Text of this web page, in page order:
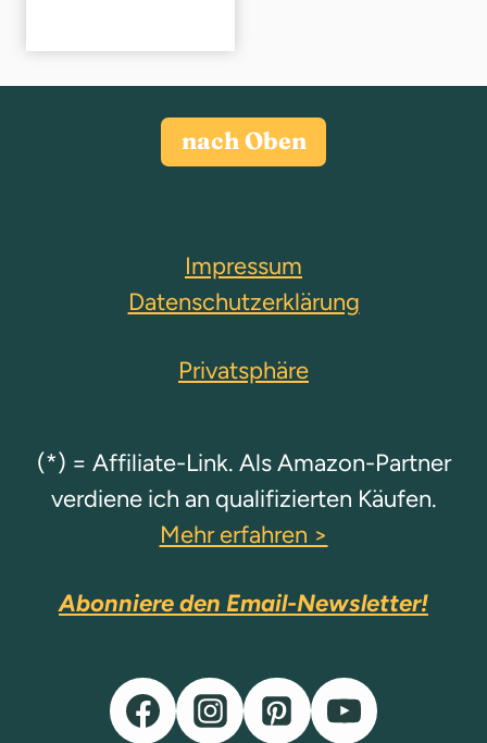
nach Oben
Impressum
Datenschutzerklärung
Privatsphäre
(*) = Affiliate-Link. Als Amazon-Partner
verdiene ich an qualifizierten Käufen.
Mehr erfahren >
Abonniere den Email-Newsletter!